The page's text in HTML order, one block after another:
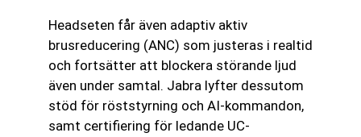
Headseten får även adaptiv aktiv
brusreducering (ANC) som justeras i realtid
och fortsätter att blockera störande ljud
även under samtal. Jabra lyfter dessutom
stöd för röststyrning och AI-kommandon,
samt certifiering för ledande UC-